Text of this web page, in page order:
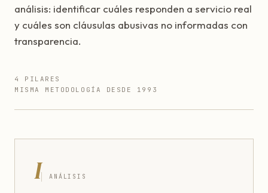
análisis: identificar cuáles responden a servicio real
y cuáles son cláusulas abusivas no informadas con
transparencia.
4 PILARES
MISMA METODOLOGÍA DESDE 1993
I ANÁLISIS